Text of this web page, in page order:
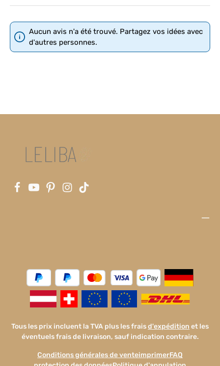
Aucun avis n'a été trouvé. Partagez vos idées avec
d'autres personnes.
Tous les prix incluent la TVA plus les fraisd'expédition et les
éventuels frais de livraison, sauf indication contraire.
Conditions générales de venteimprimerFAQ